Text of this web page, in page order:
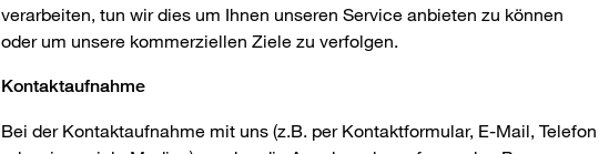
verarbeiten, tun wir dies um Ihnen unseren Service anbieten zu können
oder um unsere kommerziellen Ziele zu verfolgen.
Kontaktaufnahme
Bei der Kontaktaufnahme mit uns (z.B. per Kontaktformular, E-Mail, Telefon